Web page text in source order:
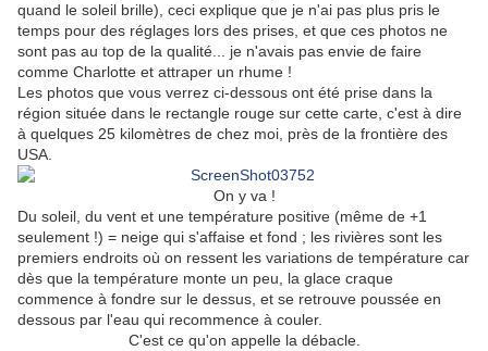
quand le soleil brille), ceci explique que je n'ai pas plus pris le
temps pour des réglages lors des prises, et que ces photos ne
sont pas au top de la qualité... je n'avais pas envie de faire
comme Charlotte et attraper un rhume !
Les photos que vous verrez ci-dessous ont été prise dans la
région située dans le rectangle rouge sur cette carte, c'est à dire
à quelques 25 kilomètres de chez moi, près de la frontière des
USA.
On y va !
Du soleil, du vent et une température positive (même de +1
seulement !) = neige qui s'affaise et fond ; les rivières sont les
premiers endroits où on ressent les variations de température car
dès que la température monte un peu, la glace craque
commence à fondre sur le dessus, et se retrouve poussée en
dessous par l'eau qui recommence à couler.
C'est ce qu'on appelle la débacle.